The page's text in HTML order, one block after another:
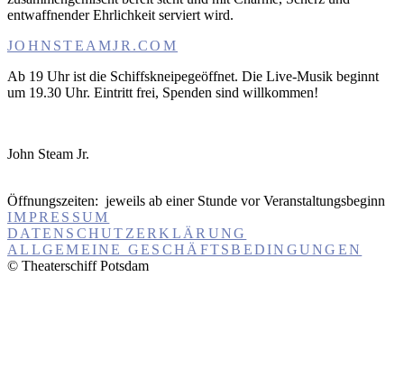
entwaffnender Ehrlichkeit serviert wird.
JOHNSTEAMJR.COM
Ab 19 Uhr ist die Schiffskneipegeöffnet. Die Live-Musik beginnt
um 19.30 Uhr. Eintritt frei, Spenden sind willkommen!
John Steam Jr.
Öffnungszeiten: jeweils ab einer Stunde vor Veranstaltungsbeginn
IMPRESSUM
DATENSCHUTZERKLÄRUNG
ALLGEMEINE GESCHÄFTSBEDINGUNGEN
© Theaterschiff Potsdam